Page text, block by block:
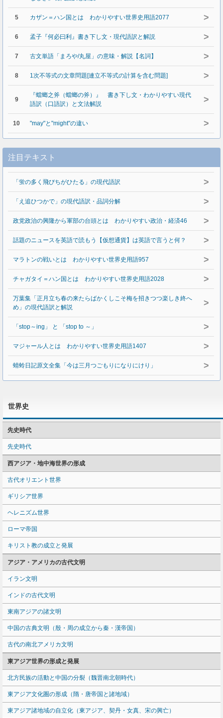
5 カザン＝ハン国とは わかりやすい世界史用語2077 >
6 孟子『何必曰利』書き下し文・現代語訳と解説 >
7 古文単語「まろや/丸屋」の意味・解説【名詞】 >
8 1次不等式の文章問題[連立不等式の計算を含む問題] >
9
『蟷螂之斧（蟷螂の斧）』 書き下し文・わかりやすい現代
語訳（口語訳）と文法解説
>
10 "may"と"might"の違い >
注目テキスト
「蛍の多く飛びちがひたる」の現代語訳 >
「え追ひつかで」の現代語訳・品詞分解 >
政党政治の興隆から軍部の台頭とは わかりやすい政治・経済46 >
話題のニュースを英語で読もう【仮想通貨】は英語で言うと何？ >
マラトンの戦いとは わかりやすい世界史用語957 >
チャガタイ＝ハン国とは わかりやすい世界史用語2028 >
万葉集「正月立ち春の来たらばかくしこそ梅を招きつつ楽しき終へ
め」の現代語訳と解説
>
「stop～ing」 と 「stop to ～」 >
マジャール人とは わかりやすい世界史用語1407 >
蜻蛉日記原文全集「今は三月つごもりになりにけり」 >
世界史
先史時代
先史時代
西アジア・地中海世界の形成
古代オリエント世界
ギリシア世界
ヘレニズム世界
ローマ帝国
キリスト教の成立と発展
アジア・アメリカの古代文明
イラン文明
インドの古代文明
東南アジアの諸文明
中国の古典文明（殷・周の成立から秦・漢帝国）
古代の南北アメリカ文明
東アジア世界の形成と発展
北方民族の活動と中国の分裂（魏晋南北朝時代）
東アジア文化圏の形成（隋・唐帝国と諸地域）
東アジア諸地域の自立化（東アジア、契丹・女真、宋の興亡）